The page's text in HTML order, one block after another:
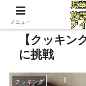
【クッキン
に挑戦
クッキング
メニュー